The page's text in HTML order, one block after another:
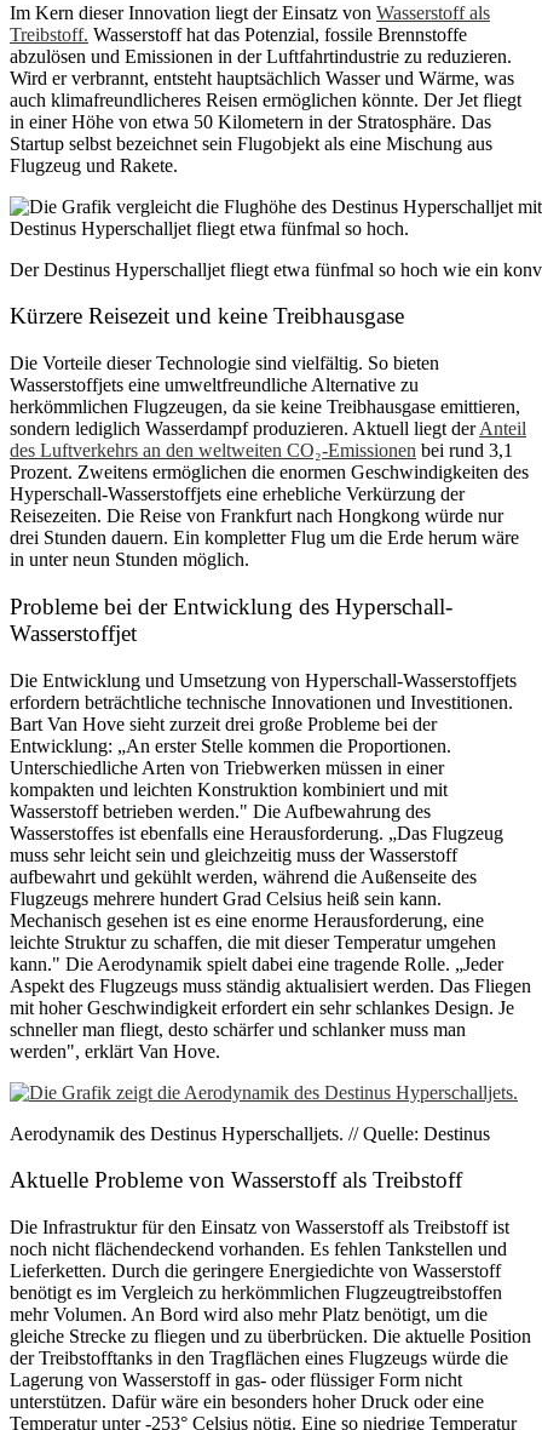
Im Kern dieser Innovation liegt der Einsatz von Wasserstoff als
Treibstoff. Wasserstoff hat das Potenzial, fossile Brennstoffe
abzulösen und Emissionen in der Luftfahrtindustrie zu reduzieren.
Wird er verbrannt, entsteht hauptsächlich Wasser und Wärme, was
auch klimafreundlicheres Reisen ermöglichen könnte. Der Jet fliegt
in einer Höhe von etwa 50 Kilometern in der Stratosphäre. Das
Startup selbst bezeichnet sein Flugobjekt als eine Mischung aus
Flugzeug und Rakete.
Der Destinus Hyperschalljet fliegt etwa fünfmal so hoch wie ein
Kürzere Reisezeit und keine Treibhausgase
Die Vorteile dieser Technologie sind vielfältig. So bieten
Wasserstoffjets eine umweltfreundliche Alternative zu
herkömmlichen Flugzeugen, da sie keine Treibhausgase emittieren,
sondern lediglich Wasserdampf produzieren. Aktuell liegt derAnteil
des Luftverkehrs an den weltweiten CO₂-Emissionen bei rund 3,1
Prozent. Zweitens ermöglichen die enormen Geschwindigkeiten des
Hyperschall-Wasserstoffjets eine erhebliche Verkürzung der
Reisezeiten. Die Reise von Frankfurt nach Hongkong würde nur
drei Stunden dauern. Ein kompletter Flug um die Erde herum wäre
in unter neun Stunden möglich.
Probleme bei der Entwicklung des Hyperschall-
Wasserstoffjet
Die Entwicklung und Umsetzung von Hyperschall-Wasserstoffjets
erfordern beträchtliche technische Innovationen und Investitionen.
Bart Van Hove sieht zurzeit drei große Probleme bei der
Entwicklung: „An erster Stelle kommen die Proportionen.
Unterschiedliche Arten von Triebwerken müssen in einer
kompakten und leichten Konstruktion kombiniert und mit
Wasserstoff betrieben werden." Die Aufbewahrung des
Wasserstoffes ist ebenfalls eine Herausforderung. „Das Flugzeug
muss sehr leicht sein und gleichzeitig muss der Wasserstoff
aufbewahrt und gekühlt werden, während die Außenseite des
Flugzeugs mehrere hundert Grad Celsius heiß sein kann.
Mechanisch gesehen ist es eine enorme Herausforderung, eine
leichte Struktur zu schaffen, die mit dieser Temperatur umgehen
kann." Die Aerodynamik spielt dabei eine tragende Rolle. „Jeder
Aspekt des Flugzeugs muss ständig aktualisiert werden. Das Fliegen
mit hoher Geschwindigkeit erfordert ein sehr schlankes Design. Je
schneller man fliegt, desto schärfer und schlanker muss man
werden", erklärt Van Hove.
Aerodynamik des Destinus Hyperschalljets. // Quelle: Destinus
Aktuelle Probleme von Wasserstoff als Treibstoff
Die Infrastruktur für den Einsatz von Wasserstoff als Treibstoff ist
noch nicht flächendeckend vorhanden. Es fehlen Tankstellen und
Lieferketten. Durch die geringere Energiedichte von Wasserstoff
benötigt es im Vergleich zu herkömmlichen Flugzeugtreibstoffen
mehr Volumen. An Bord wird also mehr Platz benötigt, um die
gleiche Strecke zu fliegen und zu überbrücken. Die aktuelle Position
der Treibstofftanks in den Tragflächen eines Flugzeugs würde die
Lagerung von Wasserstoff in gas- oder flüssiger Form nicht
unterstützen. Dafür wäre ein besonders hoher Druck oder eine
Temperatur unter -253° Celsius nötig. Eine so niedrige Temperatur